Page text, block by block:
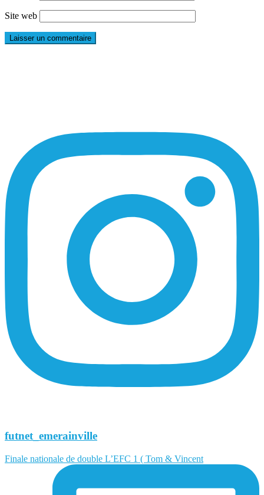
Site web
futnet_emerainville
Finale nationale de double L’EFC 1 ( Tom & Vincent